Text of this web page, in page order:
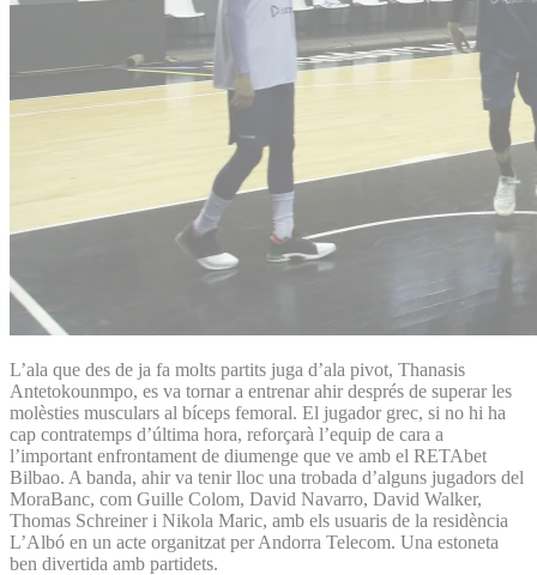
L’ala que des de ja fa molts partits juga d’ala pivot, Thanasis
Antetokounmpo, es va tornar a entrenar ahir després de superar les
molèsties musculars al bíceps femoral. El jugador grec, si no hi ha
cap contratemps d’última hora, reforçarà l’equip de cara a
l’important enfrontament de diumenge que ve amb el RETAbet
Bilbao. A banda, ahir va tenir lloc una trobada d’alguns jugadors del
MoraBanc, com Guille Colom, David Navarro, David Walker,
Thomas Schreiner i Nikola Maric, amb els usuaris de la residència
L’Albó en un acte organitzat per Andorra Telecom. Una estoneta
ben divertida amb partidets.